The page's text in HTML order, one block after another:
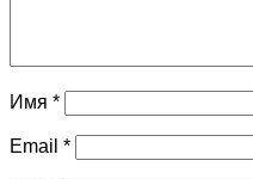
Имя *
Email *